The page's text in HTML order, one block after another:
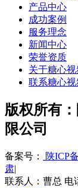
产品中心
成功案例
服务理念
新闻中心
荣誉资质
关于糖心视
联系糖心视
版权所有
限公司
备案号： 陕ICP
肃|
联系人：曹总